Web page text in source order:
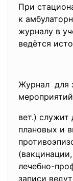
При
к
журналу в
ведётся
Журнал для
вет.) служит
плановых и
лечебно-
записи